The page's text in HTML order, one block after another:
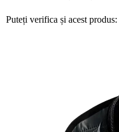
Puteți verifica și acest produs: